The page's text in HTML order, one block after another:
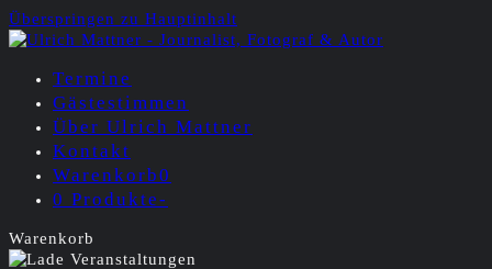
Überspringen zu Hauptinhalt
Termine
Gästestimmen
Über Ulrich Mattner
Kontakt
Warenkorb0
0 Produkte-
Warenkorb